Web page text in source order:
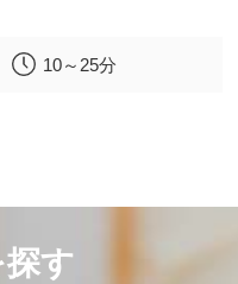
10～25分
す